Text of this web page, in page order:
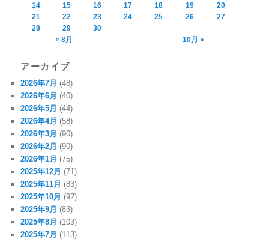
14
15 16 17 18 19
20
21
22 23 24 25 26
27
28
29
30
« 8月
10月 »
アーカイブ
2026年7月 (48)
2026年6月 (40)
2026年5月 (44)
2026年4月 (58)
2026年3月 (90)
2026年2月 (90)
2026年1月 (75)
2025年12月 (71)
2025年11月 (83)
2025年10月 (92)
2025年9月 (83)
2025年8月 (103)
2025年7月 (113)